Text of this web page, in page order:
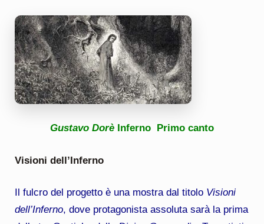
Gustavo DorèInferno Primo canto
Visioni dell’Inferno
Il fulcro del progetto è una mostra dal titolo Visioni
dell’Inferno, dove protagonista assoluta sarà la prima